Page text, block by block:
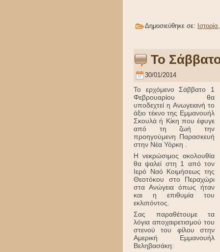
Δημοσιεύθηκε σε: Ιστορία
Το
30/01/2014
Το ερχόμενο Σάββατο 1
Φεβρουαρίου θα
υποδεχτεί η Ανωγειανή το
άξιο τέκνο της Εμμανουήλ
Σκουλά ή Κίκη που έφυγε
από τη ζωή την
προηγούμενη Παρασκευή
στην Νέα Υόρκη .
Η νεκρώσιμος ακολουθία
θα ψαλεί στη 1 από τον
Ιερό Ναό Κοιμήσεως της
Θεοτόκου στο Περαχώρι
στα Ανώγεια όπως ήταν
και η επιθυμία του
εκλιπόντος.
Σας παραθέτουμε τα
λόγια αποχαιρετισμού του
στενού του φίλου στην
Αμερική Εμμανουήλ
Βεληβασάκη: